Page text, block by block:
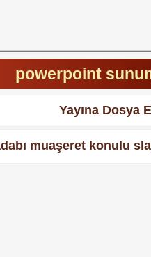
powerpoint
Yayına Dosya
muaşeret konulu